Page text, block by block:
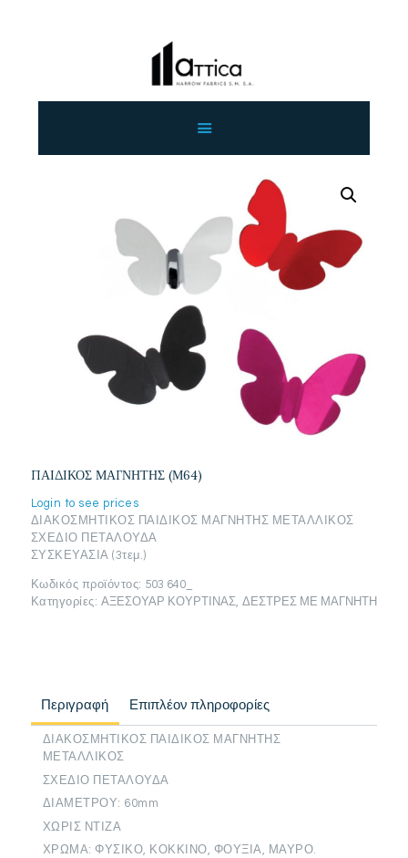
ΧΟΝΔΡΙΚΗ
ΕΛΛΗΝΙΚΆ
ΠΑΙΔΙΚΟΣ ΜΑΓΝΗΤΗΣ (Μ64)
Login to see prices
ΔΙΑΚΟΣΜΗΤΙΚΟΣ ΠΑΙΔΙΚΟΣ ΜΑΓΝΗΤΗΣ ΜΕΤΑΛΛΙΚΟΣ
ΣΧΕΔΙΟ ΠΕΤΑΛΟΥΔΑ
ΣΥΣΚΕΥΑΣΙΑ (3τεμ.)
Κωδικός προϊόντος: 503 640_
Κατηγορίες: ΑΞΕΣΟΥΑΡ ΚΟΥΡΤΙΝΑΣ ΔΕΣΤΡΕΣ ΜΕ ΜΑΓΝΗΤΗ
Περιγραφή Επιπλέον πληροφορίες
ΔΙΑΚΟΣΜΗΤΙΚΟΣ ΠΑΙΔΙΚΟΣ ΜΑΓΝΗΤΗΣ
ΜΕΤΑΛΛΙΚΟΣ
ΣΧΕΔΙΟ ΠΕΤΑΛΟΥΔΑ
ΔΙΑΜΕΤΡΟΥ: 60mm
ΧΩΡΙΣ ΝΤΙΖΑ
ΧΡΩΜΑ: ΦΥΣΙΚΟ, ΚΟΚΚΙΝΟ, ΦΟΥΞΙΑ, ΜΑΥΡΟ.